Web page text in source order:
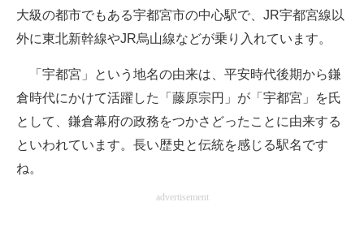
大級の都市でもある宇都宮市の中心駅で、JR宇都宮線以
外に東北新幹線やJR烏山線などが乗り入れています。
「宇都宮」という地名の由来は、平安時代後期から鎌
倉時代にかけて活躍した「藤原宗円」が「宇都宮」を氏
として、鎌倉幕府の政務をつかさどったことに由来する
といわれています。長い歴史と伝統を感じる駅名です
ね。
advertisement